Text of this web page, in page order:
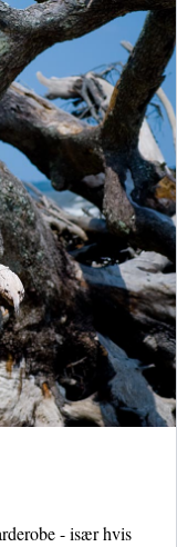
- især hvis